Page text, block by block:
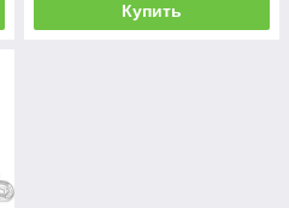
Купить